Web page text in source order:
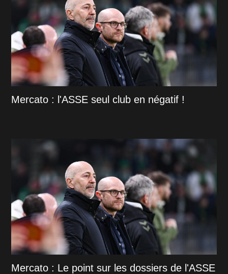
Mercato : l'ASSE seul club en négatif !
Mercato : Le point sur les dossiers de l'ASSE